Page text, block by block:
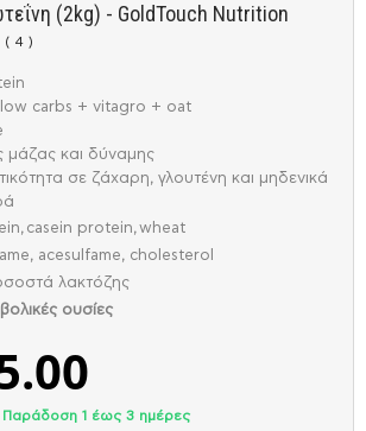
(2kg) - GoldTouch Nutrition
( 4 )
carbs + vitagro + oat
μάζας και δύναμης
σε ζάχαρη, γλουτένη και μηδενικά
casein protein, wheat
acesulfame, cholesterol
λακτόζης
ουσίες
1 έως 3 ημέρες